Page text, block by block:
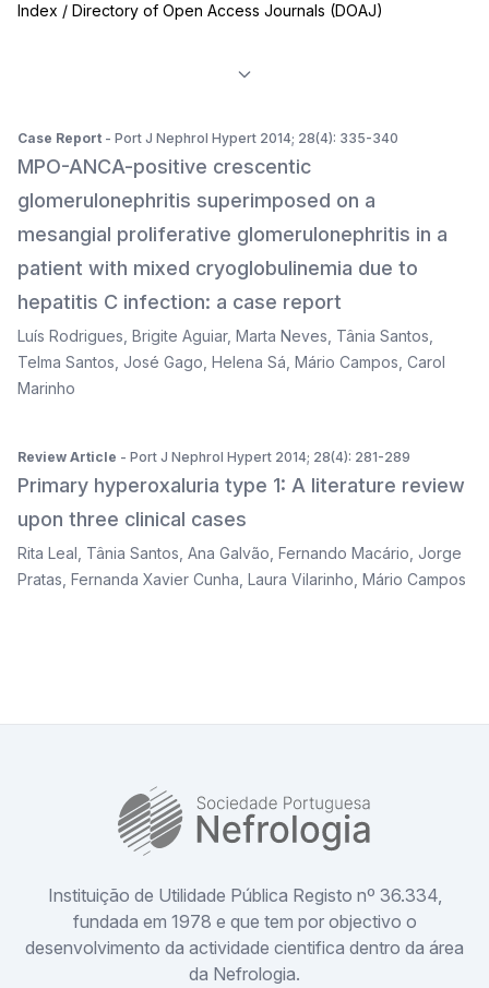
Index / Directory of Open Access Journals (DOAJ)
Case Report - Port J Nephrol Hypert 2014; 28(4): 335-340
MPO-ANCA-positive crescentic
glomerulonephritis superimposed on a
mesangial proliferative glomerulonephritis in a
patient with mixed cryoglobulinemia due to
hepatitis C infection: a case report
Luís Rodrigues Brigite Aguiar, Marta Neves Tânia Santos
Telma Santos José Gago Helena Sá Mário Campos Carol
Marinho
Review Article - Port J Nephrol Hypert 2014; 28(4): 281-289
Primary hyperoxaluria type 1: A literature review
upon three clinical cases
Rita Leal Tânia Santos Ana Galvão Fernando Macário Jorge
Pratas Fernanda Xavier Cunha Laura Vilarinho Mário Campos
Instituição de Utilidade Pública Registo nº 36.334,
fundada em 1978 e que tem por objectivo o
desenvolvimento da actividade cientifica dentro da área
da Nefrologia.